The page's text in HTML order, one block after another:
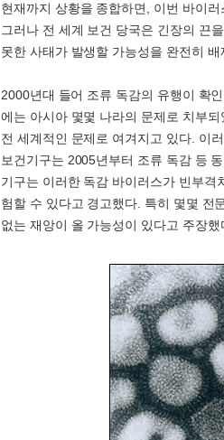
현재까지 상황을 종합하면, 이번 바이
그러나 전 세계 보건 당국은 긴장의 끈
못한 사태가 발생할 가능성을 완전히 배
2000년대 들어 조류 독감의 유행이 확
에는 아시아 몇몇 나라의 문제로 치부
전 세계적인 문제로 여겨지고 있다. 이
보건기구는 2005년부터 조류 독감 등
기구는 이러한 독감 바이러스가 빈부격
험할 수 있다고 경고했다. 특히 몇몇 전
없는 재앙이 올 가능성이 있다고 주장했